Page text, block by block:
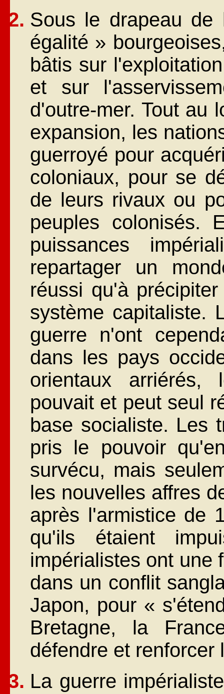
Sous le drapeau
égalité »
bâtis sur
et sur
d'outre-mer. Tout au
expansion, les
guerroyé pour
coloniaux, pour se
de leurs rivaux ou
peuples colonisés.
puissances
repartager un
réussi qu'à
système capitaliste.
guerre n'ont
dans les pays
orientaux arriérés,
pouvait et peut seul
base socialiste. Les
pris le pouvoir
survécu, mais
les nouvelles affres
après l'armistice de
qu'ils étaient
impérialistes ont une
dans un conflit
Japon, pour «
Bretagne, la
défendre et renforcer
La guerre